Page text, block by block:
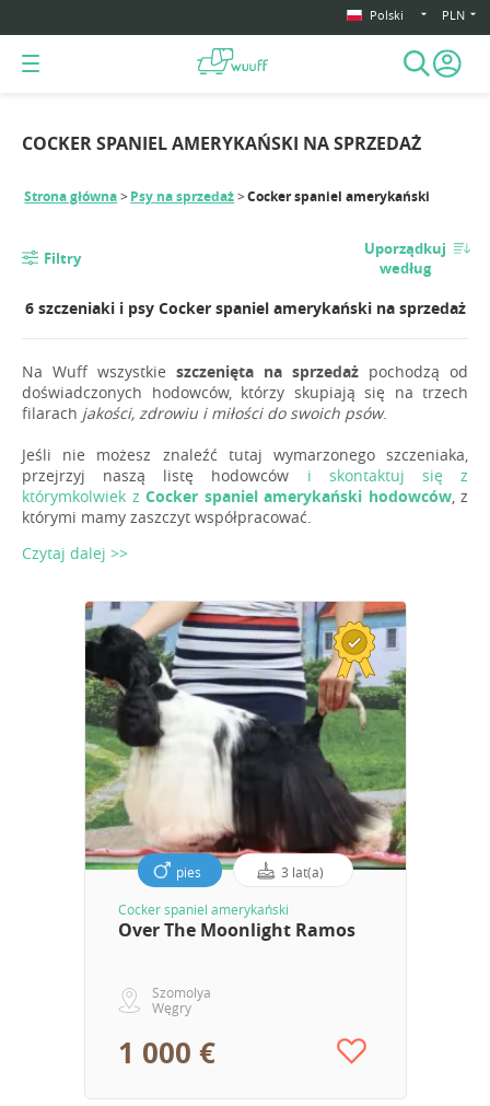
Polski PLN
COCKER SPANIEL AMERYKAŃSKI NA SPRZEDAŻ
Strona główna Psy na sprzedaż Cocker spaniel amerykański
Filtry
Uporządkuj
według
6 szczeniaki i psy Cocker spaniel amerykański na sprzedaż
Na Wuff wszystkie szczenięta na sprzedaż pochodzą od
doświadczonych hodowców, którzy skupiają się na trzech
filarach jakości, zdrowiu i miłości do swoich psów.
Jeśli nie możesz znaleźć tutaj wymarzonego szczeniaka,
przejrzyj naszą listę hodowców i skontaktuj się z
którymkolwiek z Cocker spaniel amerykański hodowców, z
którymi mamy zaszczyt współpracować.
Czytaj dalej >>
pies 3 lat(a)
Cocker spaniel amerykański
Over The Moonlight Ramos
Szomolya
Węgry
1 000 €